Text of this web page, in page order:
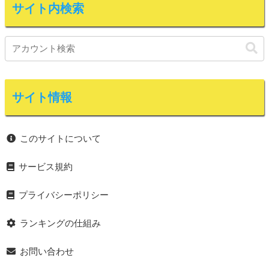
サイト内検索
サイト情報
このサイトについて
サービス規約
プライバシーポリシー
ランキングの仕組み
お問い合わせ